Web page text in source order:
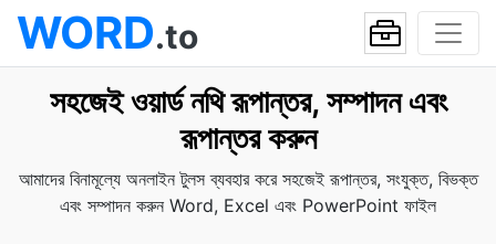
WORD.to
সহজেই ওয়ার্ড নথি রূপান্তর, সম্পাদন এবং
রূপান্তর করুন
আমাদের বিনামূল্যে অনলাইন টুলস ব্যবহার করে সহজেই রূপান্তর, সংযুক্ত, বিভক্ত
এবং সম্পাদন করুন Word, Excel এবং PowerPoint ফাইল